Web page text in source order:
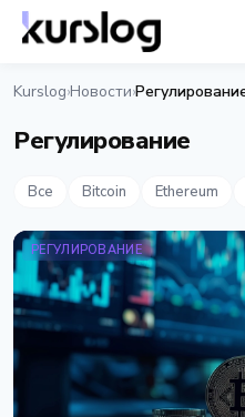
Kurslog›Новости›
Регулирование
Все Bitcoin Ethereum
РЕГУЛИРОВАНИЕ